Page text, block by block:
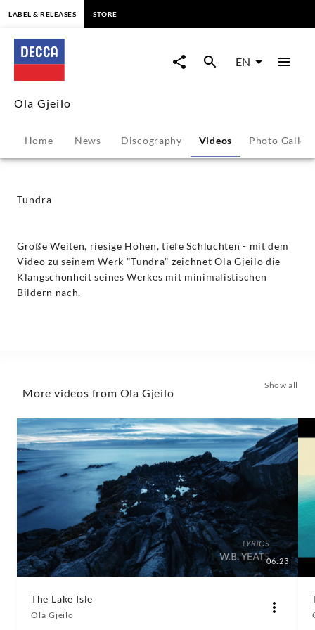
Tundra
Ola
Gjeilo
|
Decca
LABEL & RELEASES STORE
EN
Ola Gjeilo
Home News Discography Videos Photo
Tundra
Große Weiten, riesige Höhen, tiefe Schluchten - mit dem
Video zu seinem Werk "Tundra" zeichnet Ola Gjeilo die
Klangschönheit seines Werkes mit minimalistischen
Bildern nach.
More videos from Ola Gjeilo
Show all
06:23
The Lake Isle
Ola Gjeilo